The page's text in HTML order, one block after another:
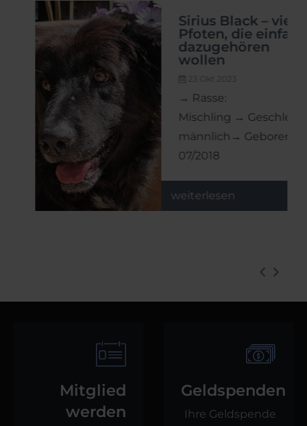
Sirius Black – vier
Pfoten, die einfach
dazugehören
wollen
23 Okt 2023
→ Rasse:
Mischling → Geschlecht:
männlich→ Geboren:
07/2018
weiterlesen
Mitglied
werden
Geldspenden
Ihre Geldspende